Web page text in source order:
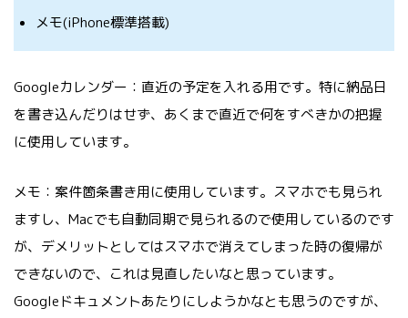
メモ(iPhone標準搭載)
Googleカレンダー：直近の予定を入れる用です。特に納品日
を書き込んだりはせず、あくまで直近で何をすべきかの把握
に使用しています。
メモ：案件箇条書き用に使用しています。スマホでも見られ
ますし、Macでも自動同期で見られるので使用しているのです
が、デメリットとしてはスマホで消えてしまった時の復帰が
できないので、これは見直したいなと思っています。
Googleドキュメントあたりにしようかなとも思うのですが、